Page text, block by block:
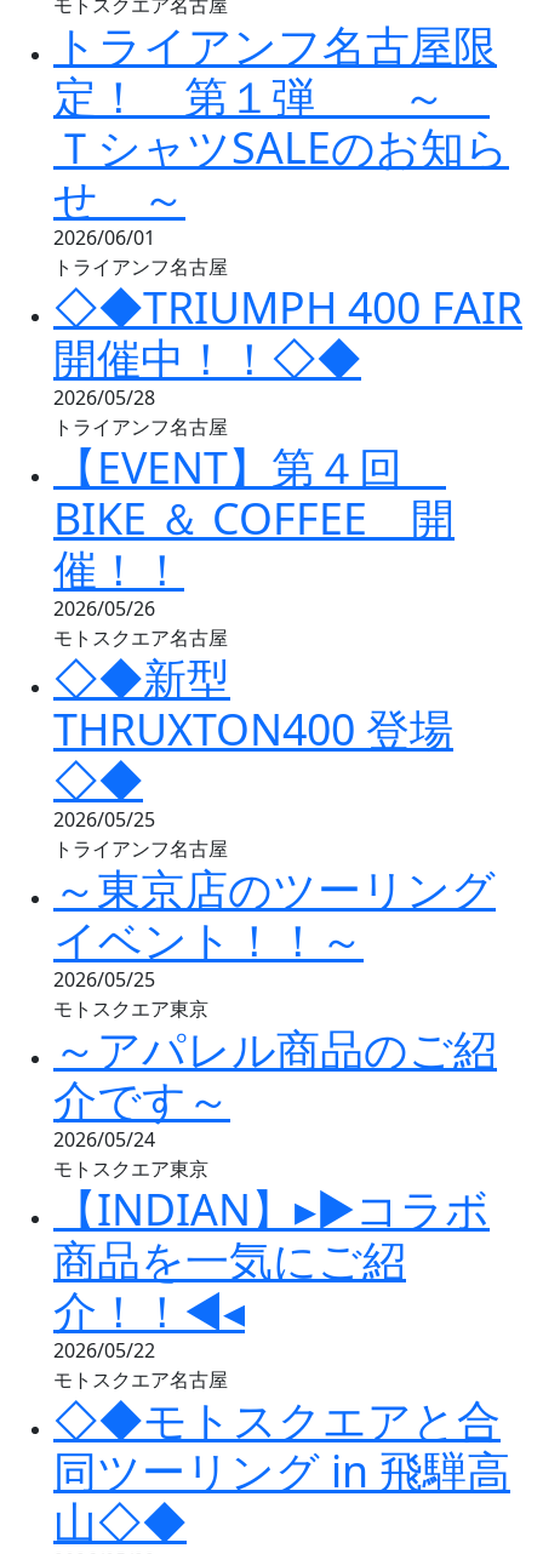
トライアンフ名古屋限
定！ 第１弾 ～
ＴシャツSALEのお知ら
せ ～
2026/06/01
トライアンフ名古屋
◇◆TRIUMPH 400 FAIR
開催中！！◇◆
2026/05/28
トライアンフ名古屋
【EVENT】第４回
BIKE ＆ COFFEE 開
催！！
2026/05/26
モトスクエア名古屋
◇◆新型
THRUXTON400 登場
◇◆
2026/05/25
トライアンフ名古屋
～東京店のツーリング
イベント！！～
2026/05/25
モトスクエア東京
～アパレル商品のご紹
介です～
2026/05/24
モトスクエア東京
【INDIAN】▸▶コラボ
商品を一気にご紹
介！！◀◂
2026/05/22
モトスクエア名古屋
◇◆モトスクエアと合
同ツーリング in 飛騨高
山◇◆